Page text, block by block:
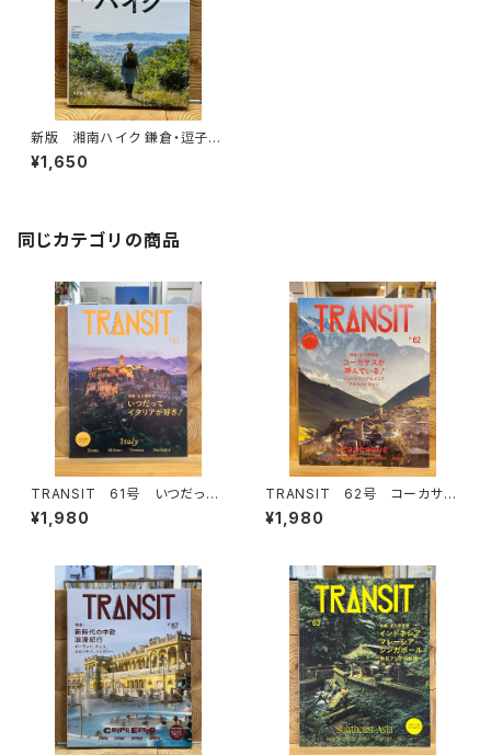
新版 湘南ハイク 鎌倉・逗子・
葉山・横須賀・三浦の山と海歩き
¥1,650
同じカテゴリの商品
TRANSIT 61号 いつだって
イタリアが好き！
¥1,980
TRANSIT 62号 コーカサス
が呼んでいる！
¥1,980